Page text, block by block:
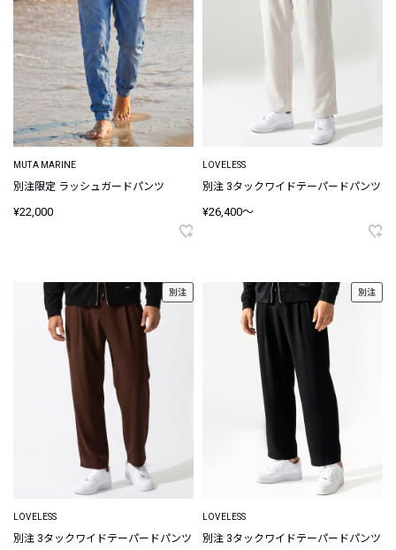
MUTA MARINE
別注限定 ラッシュガードパンツ
¥22,000
LOVELESS
別注 3タックワイドテーパードパンツ
¥26,400～
別注
LOVELESS
別注 3タックワイドテーパードパンツ
別注
LOVELESS
別注 3タックワイドテーパードパンツ